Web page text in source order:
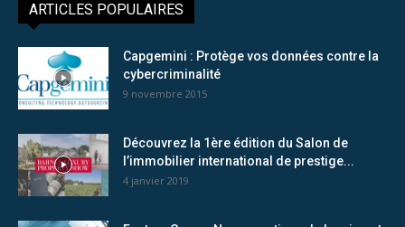
ARTICLES POPULAIRES
Capgemini : Protège vos données contre la
cybercriminalité
9 novembre 2015
Découvrez la 1ère édition du Salon de
l’immobilier international de prestige...
4 janvier 2019